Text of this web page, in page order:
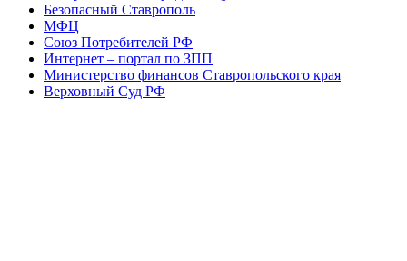
Безопасный Ставрополь
МФЦ
Союз Потребителей РФ
Интернет – портал по ЗПП
Министерство финансов Ставропольского края
Верховный Суд РФ